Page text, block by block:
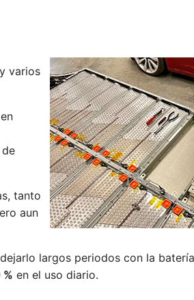
varios
tanto
aun
largos periodos con la
en el uso diario.